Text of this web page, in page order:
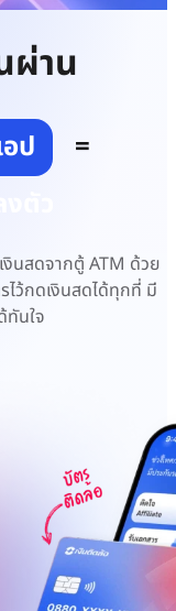
ผ่าน
ป
=
นสดจากตู้ ATM ด้วย
ไว้กดเงินสดได้ทุกที่ มี
ทันใจ